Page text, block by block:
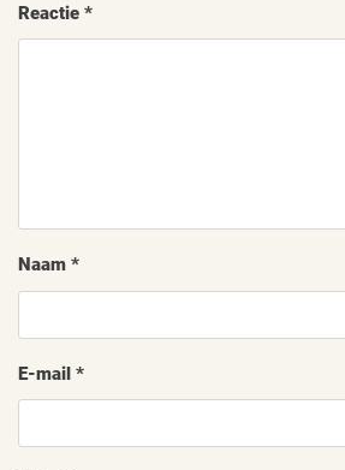
Reactie *
Naam *
E-mail *